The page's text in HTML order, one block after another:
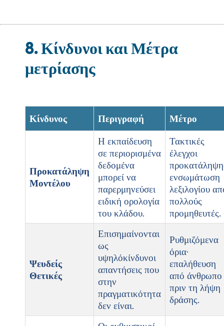
8. Κίνδυνοι και Μέτρα
μετρίασης
Κίνδυνος Περιγραφή Μέτρο
Προκατάληψη
Μοντέλου
Η εκπαίδευση
σε περιορισμένα
δεδομένα
μπορεί να
παρερμηνεύσει
ειδική ορολογία
του κλάδου.
Τακτικές
έλεγχοι
ενσωμάτωση
λεξιλογίου
πολλούς
προμηθευτές.
Ψευδείς
Θετικές
Επισημαίνονται
ως
υψηλόκίνδυνοι
απαντήσεις που
στην
πραγματικότητα
δεν είναι.
Ρυθμιζόμενα
όρια·
επαλήθευση
από άνθρωπο
πριν τη λήψη
δράσης.